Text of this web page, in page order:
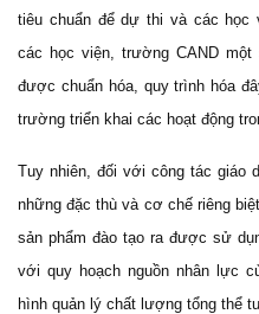
tiêu chuẩn để dự thi và các học
các học viện, trường CAND
được chuẩn hóa, quy trình hóa
trường triển khai các hoạt động
Tuy nhiên, đối với công tác giáo
những đặc thù và cơ chế riêng
sản phẩm đào tạo ra được sử
với quy hoạch nguồn nhân lực
hình quản lý chất lượng tổng thể